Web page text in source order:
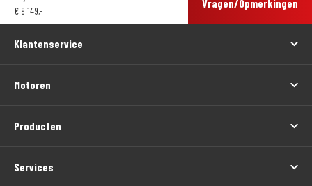
€ 9.149,-
Vragen/Opmerkingen
Klantenservice
Motoren
Producten
Services